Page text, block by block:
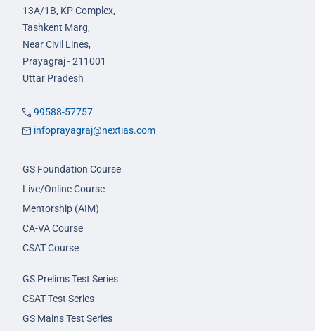
13A/1B, KP Complex,
Tashkent Marg,
Near Civil Lines,
Prayagraj - 211001
Uttar Pradesh
99588-57757
infoprayagraj@nextias.com
GS Foundation Course
Live/Online Course
Mentorship (AIM)
CA-VA Course
CSAT Course
GS Prelims Test Series
CSAT Test Series
GS Mains Test Series